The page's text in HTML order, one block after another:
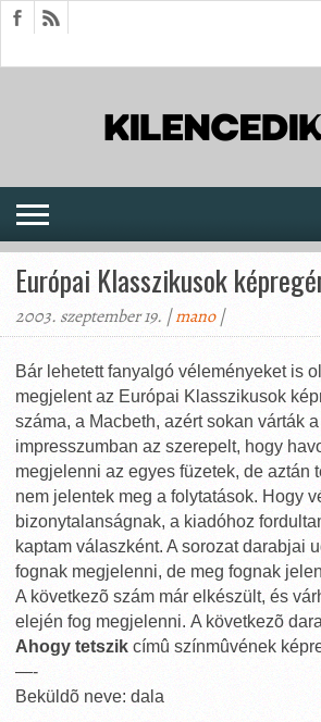
Európai Klasszikusok
2003. szeptember 19. |mano|
Bár lehetett fanyalgó véleményeket is
megjelent az Európai Klasszikusok
száma, a Macbeth, azért sokan várták
impresszumban az szerepelt, hogy
megjelenni az egyes füzetek, de aztán
nem jelentek meg a folytatások. Hogy
bizonytalanságnak, a kiadóhoz
kaptam válaszként. A sorozat darabjai
fognak megjelenni, de meg fognak
A következõ szám már elkészült, és
elején fog megjelenni. A következõ
Ahogy tetszik címû színmûvének
—-
Beküldõ neve: dala